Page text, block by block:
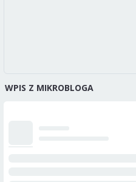
WPIS Z MIKROBLOGA